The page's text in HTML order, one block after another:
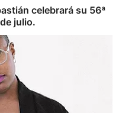
celebrará su 56ª
julio.